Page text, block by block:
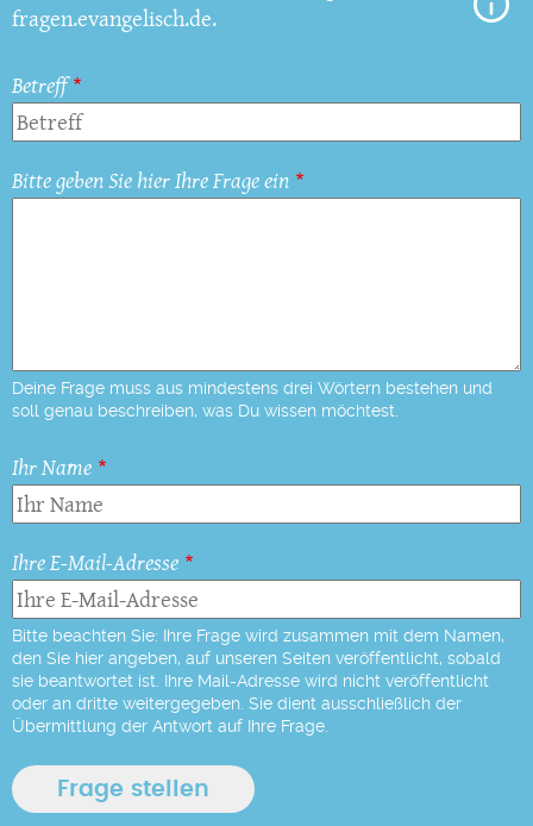
fragen.evangelisch.de.
Betreff
Bitte geben Sie hier Ihre Frage ein
Deine Frage muss aus mindestens drei Wörtern bestehen und
soll genau beschreiben, was Du wissen möchtest.
Ihr Name
Ihre E-Mail-Adresse
Bitte beachten Sie: Ihre Frage wird zusammen mit dem Namen,
den Sie hier angeben, auf unseren Seiten veröffentlicht, sobald
sie beantwortet ist. Ihre Mail-Adresse wird nicht veröffentlicht
oder an dritte weitergegeben. Sie dient ausschließlich der
Übermittlung der Antwort auf Ihre Frage.